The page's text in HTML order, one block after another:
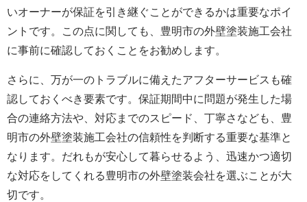
いオーナーが保証を引き継ぐことができるかは重要なポイ
ントです。この点に関しても、豊明市の外壁塗装施工会社
に事前に確認しておくことをお勧めします。
さらに、万が一のトラブルに備えたアフターサービスも確
認しておくべき要素です。保証期間中に問題が発生した場
合の連絡方法や、対応までのスピード、丁寧さなども、豊
明市の外壁塗装施工会社の信頼性を判断する重要な基準と
なります。だれもが安心して暮らせるよう、迅速かつ適切
な対応をしてくれる豊明市の外壁塗装会社を選ぶことが大
切です。